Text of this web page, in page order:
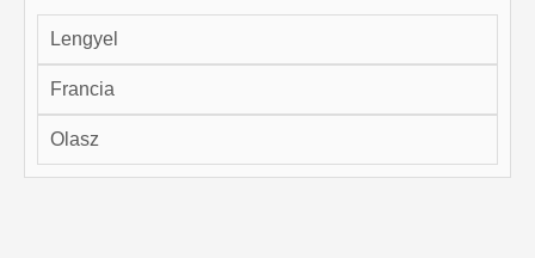
Lengyel
Francia
Olasz